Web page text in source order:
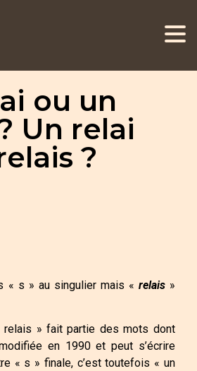
ou un
Un relai
?
« s » au singulier mais « relais»
relais » fait partie des mots dont
en 1990 et peut s’écrire
« s » finale, c’est toutefois « un